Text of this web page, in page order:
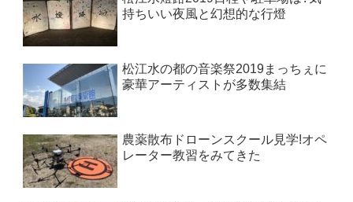
持ちいい夜風と幻想的な行燈
松江水の都の音楽祭2019まっちぇに
豪華アーティストが多数集結
農薬散布ドローンスクール見学!オペ
レーター教習をみてきた